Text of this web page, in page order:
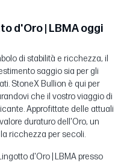
d'Oro | LBMA oggi
di stabilità e ricchezza, il
saggio sia per gli
StoneX Bullion è qui per
che il vostro viaggio di
Approfittate delle attuali
duraturo dell'Oro, un
ricchezza per secoli.
d'Oro | LBMA presso